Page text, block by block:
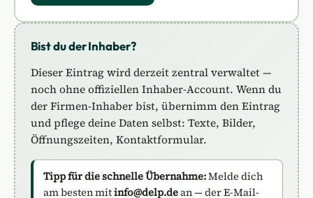
Bist du der Inhaber?
Dieser Eintrag wird derzeit zentral verwaltet —
noch ohne offiziellen Inhaber-Account. Wenn du
der Firmen-Inhaber bist, übernimm den Eintrag
und pflege deine Daten selbst: Texte, Bilder,
Öffnungszeiten, Kontaktformular.
Tipp für die schnelle Übernahme:Melde dich
am besten mitinfo@delp.dean — der E-Mail-